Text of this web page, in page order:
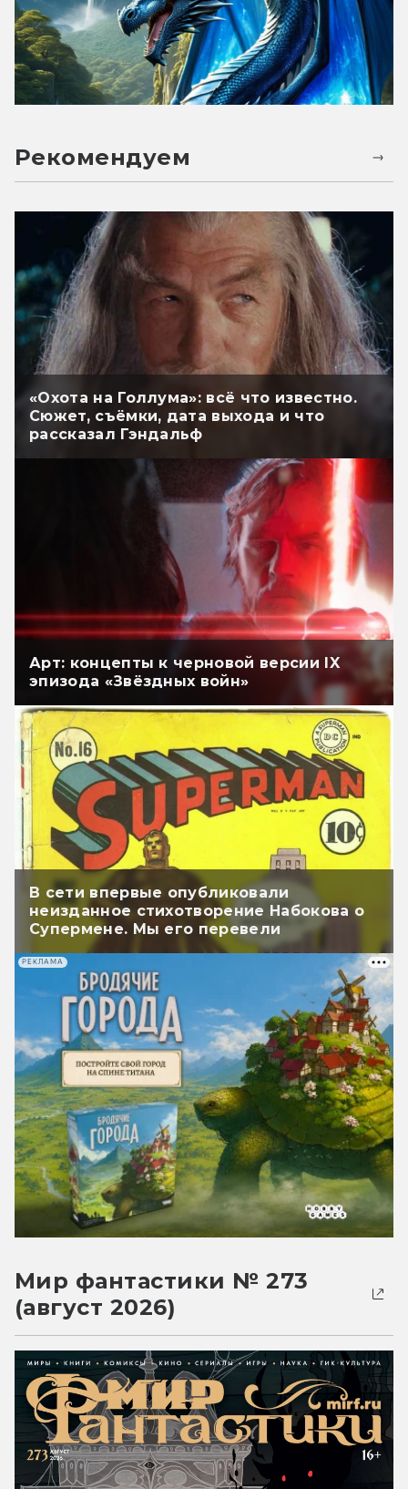
Рекомендуем
«Охота на Голлума»: всё что известно.
Сюжет, съёмки, дата выхода и что
рассказал Гэндальф
Арт: концепты к черновой версии IX
эпизода «Звёздных войн»
В сети впервые опубликовали
неизданное стихотворение Набокова о
Супермене. Мы его перевели
РЕКЛАМА
Мир фантастики № 273
(август 2026)